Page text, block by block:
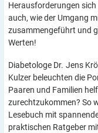
Herausforderungen
auch, wie der Umgang
zusammengeführt und
Werten!
Diabetologe Dr. Jens
Kulzer beleuchten die
Paaren und Familien
zurechtzukommen? So
Lesebuch mit
praktischen Ratgeber